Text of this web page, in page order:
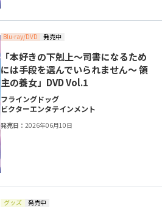
Blu-ray/DVD 発売中
「本好きの下剋上～司書になるため
には手段を選んでいられません～ 領
主の養女」DVD Vol.1
フライングドッグ
ビクターエンタテインメント
発売日：2026年06月10日
グッズ 発売中